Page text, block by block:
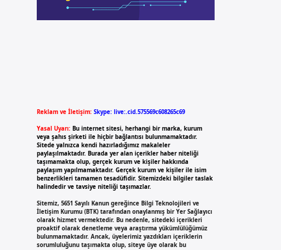
Reklam ve İletişim: Skype: live:.cid.575569c608265c69
Yasal Uyarı: Bu internet sitesi, herhangi bir marka, kurum
veya şahıs şirketi ile hiçbir bağlantısı bulunmamaktadır.
Sitede yalnızca kendi hazırladığımız makaleler
paylaşılmaktadır. Burada yer alan içerikler haber niteliği
taşımamakta olup, gerçek kurum ve kişiler hakkında
paylaşım yapılmamaktadır. Gerçek kurum ve kişiler ile isim
benzerlikleri tamamen tesadüfidir. Sitemizdeki bilgiler taslak
halindedir ve tavsiye niteliği taşımazlar.
Sitemiz, 5651 Sayılı Kanun gereğince Bilgi Teknolojileri ve
İletişim Kurumu (BTK) tarafından onaylanmış bir Yer Sağlayıcı
olarak hizmet vermektedir. Bu nedenle, sitedeki içerikleri
proaktif olarak denetleme veya araştırma yükümlülüğümüz
bulunmamaktadır. Ancak, üyelerimiz yazdıkları içeriklerin
sorumluluğunu taşımakta olup, siteye üye olarak bu